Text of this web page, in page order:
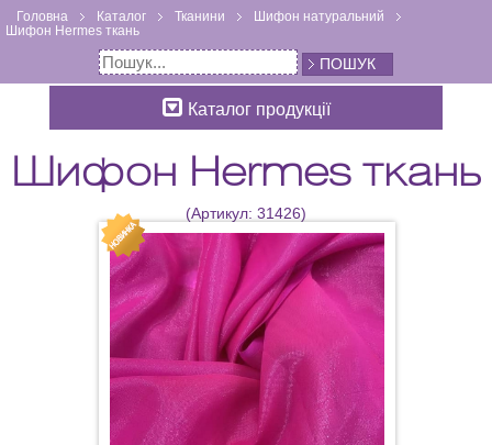
Головна Каталог Тканини
Шифон натуральний
Шифон Hermes ткань
ПОШУК
Каталог продукції
Шифон Hermes ткань
(Артикул: 31426)